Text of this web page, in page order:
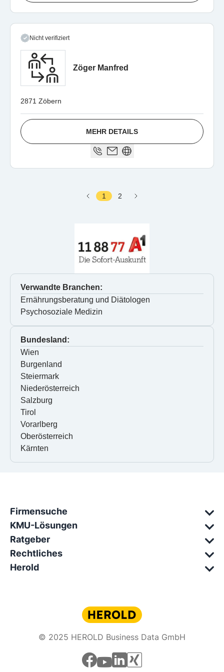
Nicht verifiziert
Zöger Manfred
2871 Zöbern
MEHR DETAILS
1 2
Verwandte Branchen:
Ernährungsberatung und Diätologen
Psychosoziale Medizin
Bundesland:
Wien
Burgenland
Steiermark
Niederösterreich
Salzburg
Tirol
Vorarlberg
Oberösterreich
Kärnten
Firmensuche
KMU-Lösungen
Ratgeber
Rechtliches
Herold
© 2025 HEROLD Business Data GmbH